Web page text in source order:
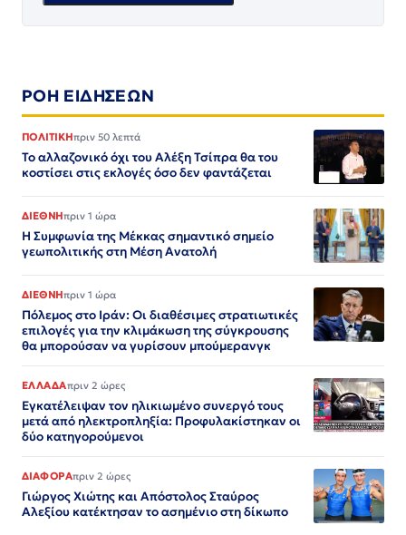
ΡΟΗ ΕΙΔΗΣΕΩΝ
ΠΟΛΙΤΙΚΗπριν 50 λεπτά
Το αλλαζονικό όχι του Αλέξη Τσίπρα θα του
κοστίσει στις εκλογές όσο δεν φαντάζεται
ΔΙΕΘΝΗπριν 1 ώρα
Η Συμφωνία της Μέκκας σημαντικό σημείο
γεωπολιτικής στη Μέση Ανατολή
ΔΙΕΘΝΗπριν 1 ώρα
Πόλεμος στο Ιράν: Οι διαθέσιμες στρατιωτικές
επιλογές για την κλιμάκωση της σύγκρουσης
θα μπορούσαν να γυρίσουν μπούμερανγκ
ΕΛΛΑΔΑπριν 2 ώρες
Εγκατέλειψαν τον ηλικιωμένο συνεργό τους
μετά από ηλεκτροπληξία: Προφυλακίστηκαν οι
δύο κατηγορούμενοι
ΔΙΑΦΟΡΑπριν 2 ώρες
Γιώργος Χιώτης και Απόστολος Σταύρος
Αλεξίου κατέκτησαν το ασημένιο στη δίκωπο